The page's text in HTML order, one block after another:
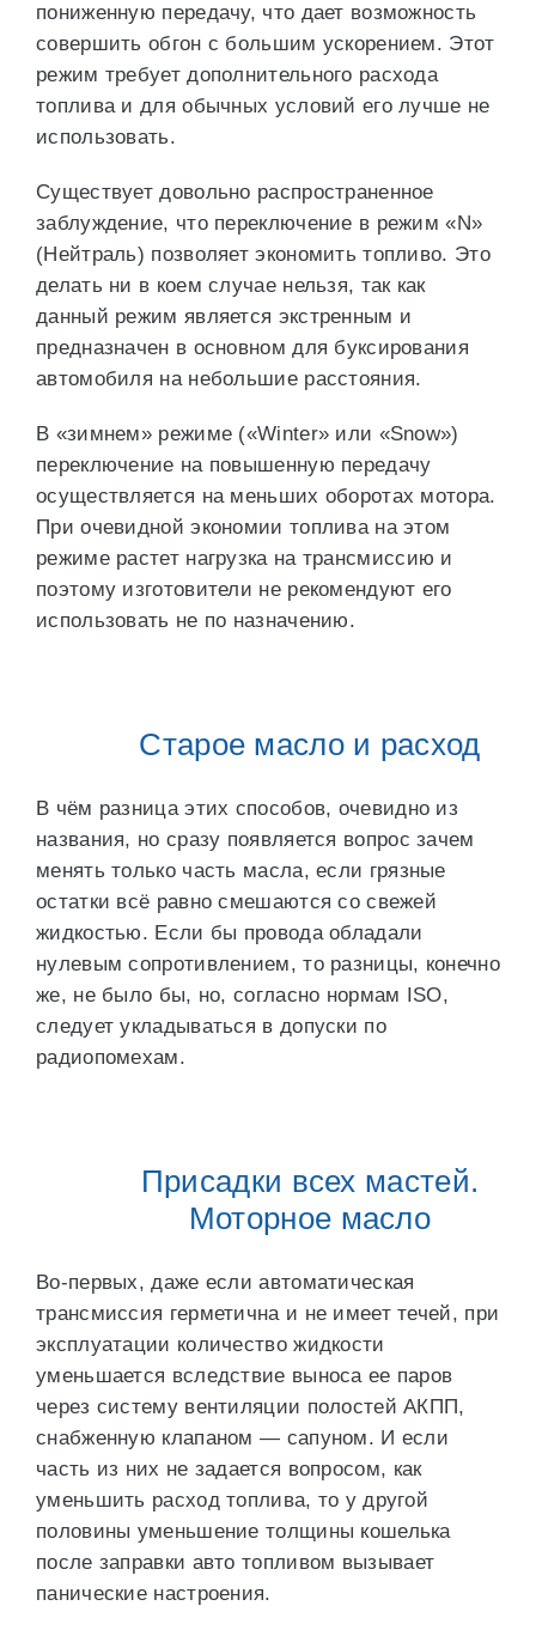
пониженную передачу, что дает возможность
совершить обгон с большим ускорением. Этот
режим требует дополнительного расхода
топлива и для обычных условий его лучше не
использовать.
Существует довольно распространенное
заблуждение, что переключение в режим «N»
(Нейтраль) позволяет экономить топливо. Это
делать ни в коем случае нельзя, так как
данный режим является экстренным и
предназначен в основном для буксирования
автомобиля на небольшие расстояния.
В «зимнем» режиме («Winter» или «Snow»)
переключение на повышенную передачу
осуществляется на меньших оборотах мотора.
При очевидной экономии топлива на этом
режиме растет нагрузка на трансмиссию и
поэтому изготовители не рекомендуют его
использовать не по назначению.
Старое масло и расход
В чём разница этих способов, очевидно из
названия, но сразу появляется вопрос зачем
менять только часть масла, если грязные
остатки всё равно смешаются со свежей
жидкостью. Если бы провода обладали
нулевым сопротивлением, то разницы, конечно
же, не было бы, но, согласно нормам ISO,
следует укладываться в допуски по
радиопомехам.
Присадки всех мастей.
Моторное масло
Во-первых, даже если автоматическая
трансмиссия герметична и не имеет течей, при
эксплуатации количество жидкости
уменьшается вследствие выноса ее паров
через систему вентиляции полостей АКПП,
снабженную клапаном — сапуном. И если
часть из них не задается вопросом, как
уменьшить расход топлива, то у другой
половины уменьшение толщины кошелька
после заправки авто топливом вызывает
панические настроения.